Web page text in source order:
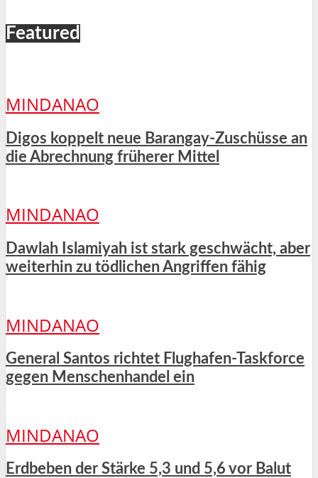
Featured
MINDANAO
Digos koppelt neue Barangay-Zuschüsse an
die Abrechnung früherer Mittel
MINDANAO
Dawlah Islamiyah ist stark geschwächt, aber
weiterhin zu tödlichen Angriffen fähig
MINDANAO
General Santos richtet Flughafen-Taskforce
gegen Menschenhandel ein
MINDANAO
Erdbeben der Stärke 5,3 und 5,6 vor Balut